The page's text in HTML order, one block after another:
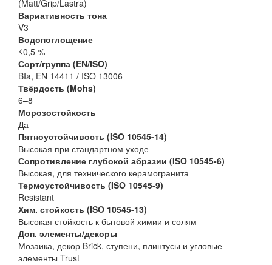
(Matt/Grip/Lastra)
Вариативность тона
V3
Водопоглощение
≤0,5 %
Сорт/группа (EN/ISO)
BIa, EN 14411 / ISO 13006
Твёрдость (Mohs)
6–8
Морозостойкость
Да
Пятноустойчивость (ISO 10545-14)
Высокая при стандартном уходе
Сопротивление глубокой абразии (ISO 10545-6)
Высокая, для технического керамогранита
Термоустойчивость (ISO 10545-9)
Resistant
Хим. стойкость (ISO 10545-13)
Высокая стойкость к бытовой химии и солям
Доп. элементы/декоры
Мозаика, декор Brick, ступени, плинтусы и угловые
элементы Trust